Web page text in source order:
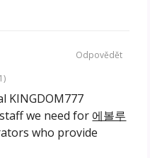
KINGDOM777
we need for 에볼루
who provide
Odpovědět